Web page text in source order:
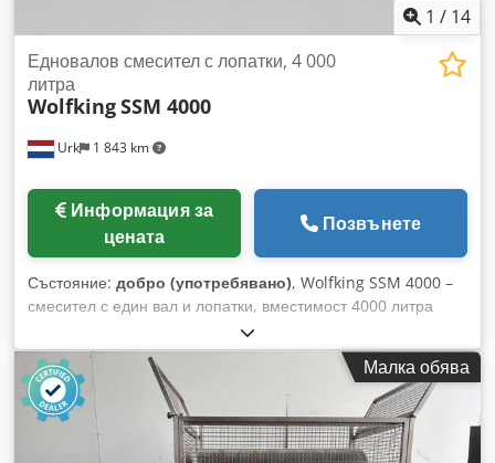
1 / 14
Urk 1 843 km
Едновалов смесител с лопатки, 4 000
литра
WolfkingSSM 4000
Информация за
цената
Позвънете
Състояние: добро (употребявано), Wolfking SSM 4000 –
смесител с един вал и лопатки, вместимост 4000 литра
Dodeziz Acopfx Ap Aeck Производител: Wolfking Модел:
SSM 4000 Материал: Неръждаема стомана Вместимост:
4000 литра Тип на бъркащата система: Смесител с един
вал и лопатки Размери на машината (Д x Ш x В): 3400 x
1700 x 2750 мм Тегло на машината: 2700 кг.
Малка обява